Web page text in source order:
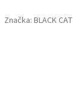
Značka:BLACK CAT